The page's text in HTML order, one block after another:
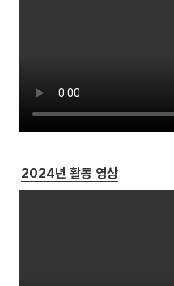
2024년 활동 영상